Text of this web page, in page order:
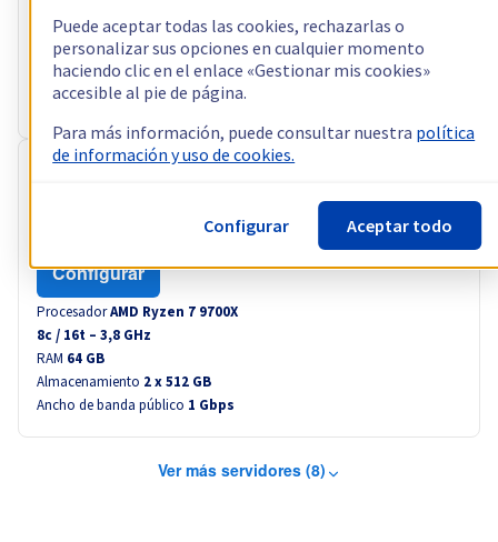
RAM 32 GB – 128 GB
Almacenamiento2 x 512 GB - 4 x 3.84 TB
Ancho de banda público 1 Gbps
Ancho de banda privado
1 Gbps - 2 Gbps
Configurar
ProcesadorAMD Ryzen 7 9700X
8c / 16t – 3,8 GHz
RAM 64 GB
Almacenamiento 2 x 512 GB
Ancho de banda público 1 Gbps
Ver más servidores (8)
Puede aceptar todas las cookies, rechazarlas o
personalizar sus opciones en cualquier momento
haciendo clic en el enlace «Gestionar mis cookies»
accesible al pie de página.
Para más información, puede consultar nuestra política
de información y uso de cookies.
Configurar Aceptar todo